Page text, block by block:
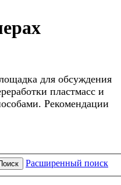
для обсуждения
пластмасс и
Рекомендации
Расширенный поиск